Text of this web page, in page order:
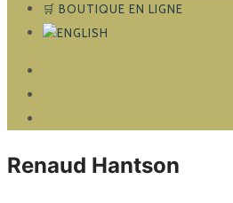
🛒 BOUTIQUE EN LIGNE
Renaud Hantson